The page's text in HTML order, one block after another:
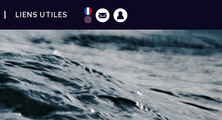
LIENS UTILES